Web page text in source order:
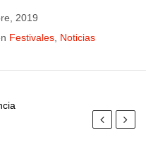
2019
Festivales Noticias